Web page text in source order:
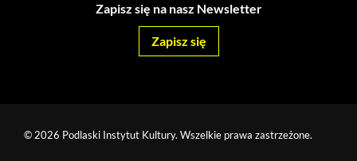
Zapisz się na nasz Newsletter
Zapisz się
© 2026 Podlaski Instytut Kultury. Wszelkie prawa zastrzeżone.